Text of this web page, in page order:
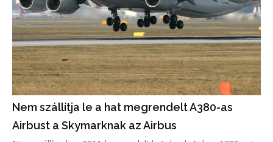
Nem szállítja le a hat megrendelt A380-as
Airbust a Skymarknak az Airbus